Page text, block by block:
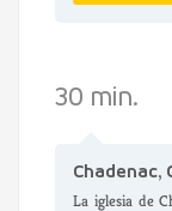
30 min.
Chadenac,
La iglesia de